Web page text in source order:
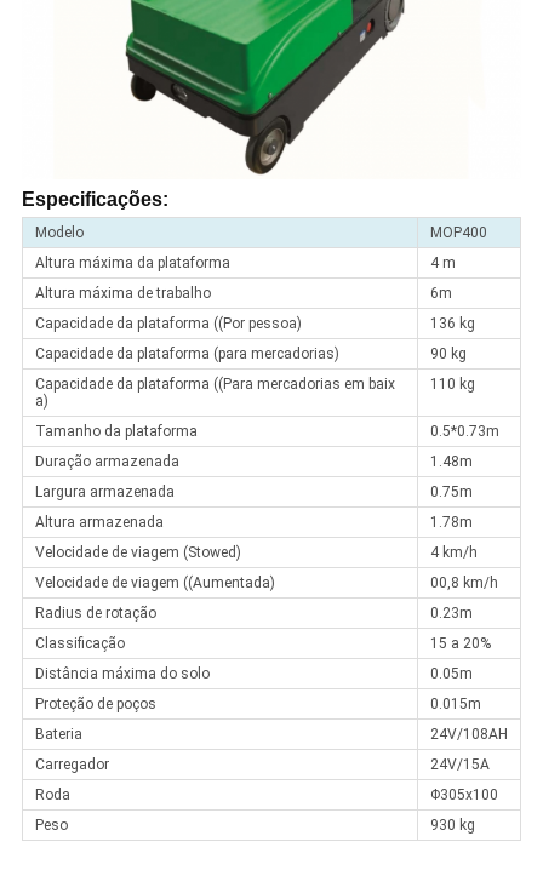
Especificações:
Modelo
MOP400
Altura máxima da plataforma
4 m
Altura máxima de trabalho
6m
Capacidade da plataforma ((Por pessoa)
136 kg
Capacidade da plataforma (para mercadorias)
90 kg
Capacidade da plataforma ((Para mercadorias em baix
a)
110 kg
Tamanho da plataforma
0.5*0.73m
Duração armazenada
1.48m
Largura armazenada
0.75m
Altura armazenada
1.78m
Velocidade de viagem (Stowed)
4 km/h
Velocidade de viagem ((Aumentada)
00,8 km/h
Radius de rotação
0.23m
Classificação
15 a 20%
Distância máxima do solo
0.05m
Proteção de poços
0.015m
Bateria
24V/108AH
Carregador
24V/15A
Roda
Φ305x100
Peso
930 kg